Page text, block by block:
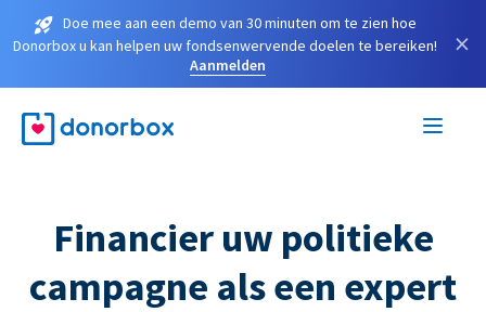
Doe mee aan een demo van 30 minuten om te zien hoe
Donorbox u kan helpen uw fondsenwervende doelen te bereiken!
Aanmelden
×
Financier uw politieke
campagne als een expert